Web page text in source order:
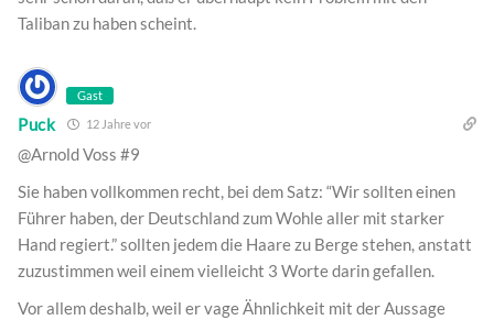
Taliban zu haben scheint.
Gast
Puck 12 Jahre vor
@Arnold Voss #9
Sie haben vollkommen recht, bei dem Satz: “Wir sollten einen
Führer haben, der Deutschland zum Wohle aller mit starker
Hand regiert.” sollten jedem die Haare zu Berge stehen, anstatt
zuzustimmen weil einem vielleicht 3 Worte darin gefallen.
Vor allem deshalb, weil er vage Ähnlichkeit mit der Aussage